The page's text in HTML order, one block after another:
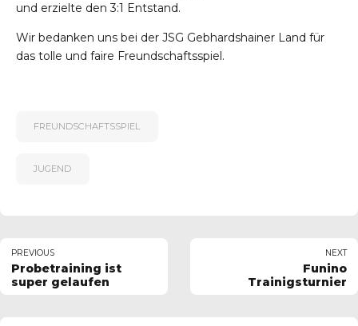
und erzielte den 3:1 Entstand.
Wir bedanken uns bei der JSG Gebhardshainer Land für
das tolle und faire Freundschaftsspiel.
FREUNDSCHAFTSSPIEL
JUGEND
PREVIOUS
Probetraining ist
super gelaufen
NEXT
Funino
Trainigsturnier